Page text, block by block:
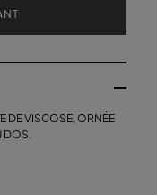
DE VISCOSE, ORNÉE
DOS.